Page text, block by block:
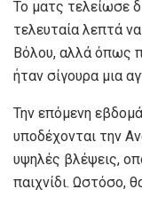
Το ματς τελείωσε
τελευταία λεπτά
Βόλου, αλλά όπως
ήταν σίγουρα μια
Την επόμενη
υποδέχονται την
υψηλές βλέψεις,
παιχνίδι. Ωστόσο,